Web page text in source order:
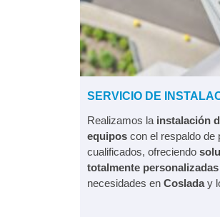
SERVICIO DE
Realizamos la instalación
equipos con el respaldo de
cualificados, ofreciendo
totalmente personalizadas
necesidades en Cosladay